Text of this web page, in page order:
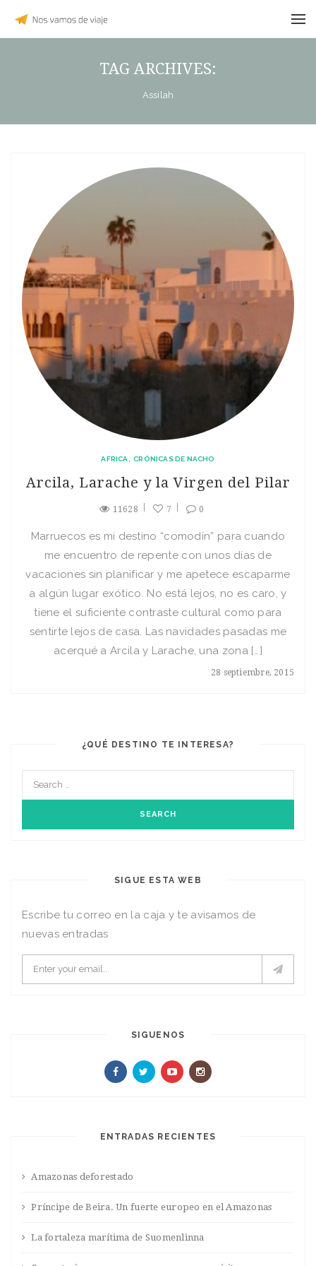
TAG ARCHIVES:
Assilah
AFRICA CRÓNICAS DE NACHO
Arcila, Larache y la Virgen del Pilar
11628 7 0
28 septiembre, 2015
Marruecos es mi destino “comodín” para cuando
me encuentro de repente con unos días de
vacaciones sin planificar y me apetece escaparme
a algún lugar exótico. No está lejos, no es caro, y
tiene el suficiente contraste cultural como para
sentirte lejos de casa. Las navidades pasadas me
acerqué a Arcila y Larache, una zona […]
¿QUÉ DESTINO TE INTERESA?
SIGUE ESTA WEB
Escribe tu correo en la caja y te avisamos de
nuevas entradas
SIGUENOS
ENTRADAS RECIENTES
Amazonas deforestado
Príncipe de Beira. Un fuerte europeo en el Amazonas
La fortaleza marítima de Suomenlinna